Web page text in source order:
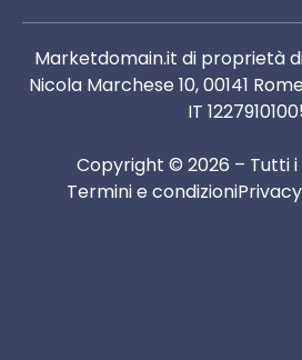
Marketdomain.it di proprietà di
Nicola Marchese 10, 00141
IT
Copyright © 2026 – Tutti
Termini e condizioni